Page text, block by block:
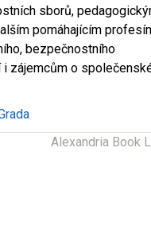
sborů,
pomáhajícím
bezpečnostního
i zájemcům o
Alexandria Book